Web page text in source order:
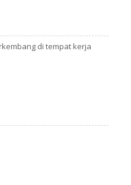
di tempat kerja